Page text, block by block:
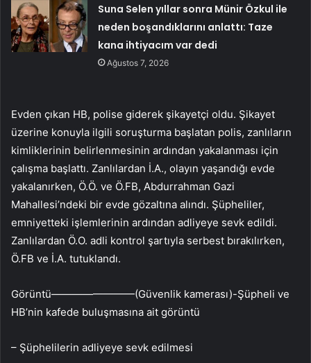
Suna Selen yıllar sonra Münir Özkul ile
neden boşandıklarını anlattı: Taze
kana ihtiyacım var dedi
Ağustos 7, 2026
Evden çıkan HB, polise giderek şikayetçi oldu. Şikayet
üzerine konuyla ilgili soruşturma başlatan polis, zanlıların
kimliklerinin belirlenmesinin ardından yakalanması için
çalışma başlattı. Zanlılardan İ.A., olayın yaşandığı evde
yakalanırken, Ö.Ö. ve Ö.FB, Abdurrahman Gazi
Mahallesi’ndeki bir evde gözaltına alındı. Şüpheliler,
emniyetteki işlemlerinin ardından adliyeye sevk edildi.
Zanlılardan Ö.O. adli kontrol şartıyla serbest bırakılırken,
Ö.FB ve İ.A. tutuklandı.
Görüntü————————(Güvenlik kamerası)-Şüpheli ve
HB’nin kafede buluşmasına ait görüntü
– Şüphelilerin adliyeye sevk edilmesi